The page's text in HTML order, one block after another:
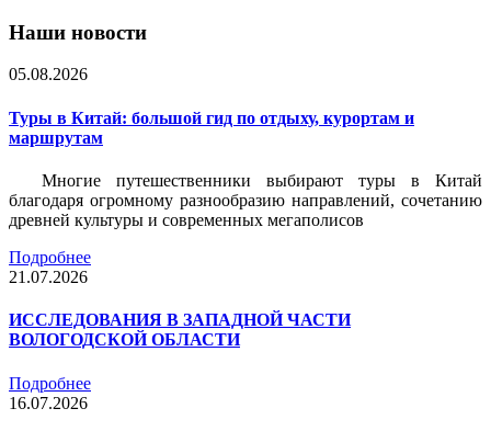
Наши новости
05.08.2026
Туры в Китай: большой гид по отдыху, курортам и
маршрутам
Многие путешественники выбирают туры в Китай
благодаря огромному разнообразию направлений, сочетанию
древней культуры и современных мегаполисов
Подробнее
21.07.2026
ИССЛЕДОВАНИЯ В ЗАПАДНОЙ ЧАСТИ
ВОЛОГОДСКОЙ ОБЛАСТИ
Подробнее
16.07.2026